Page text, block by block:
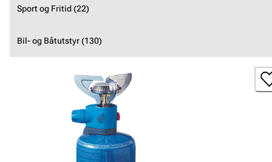
Sport og Fritid (22)
Bil- og Båtutstyr (130)